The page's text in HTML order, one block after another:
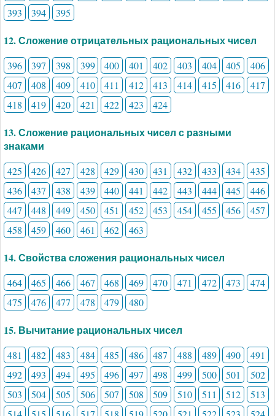
393
394 395
12. Сложение отрицательных рациональных чисел
396 397 398 399 400 401 402 403 404 405
406
407
408 409 410 411 412 413 414 415 416
417
418
419 420 421 422 423 424
13. Сложение рациональных чисел с разными
знаками
425 426 427 428 429 430 431 432 433 434
435
436
437 438 439 440 441 442 443 444 445
446
447
448 449 450 451 452 453 454 455 456
457
458
459 460 461 462 463
14. Свойства сложения рациональных чисел
464 465 466 467 468 469 470 471 472 473
474
475
476 477 478 479 480
15. Вычитание рациональных чисел
481 482 483 484 485 486 487 488 489 490
491
492
493 494 495 496 497 498 499 500 501
502
503
504 505 506 507 508 509 510 511 512
513